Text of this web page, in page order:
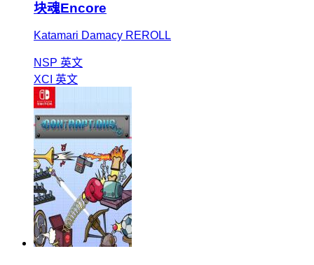
块魂Encore
Katamari Damacy REROLL
NSP 英文
XCI 英文